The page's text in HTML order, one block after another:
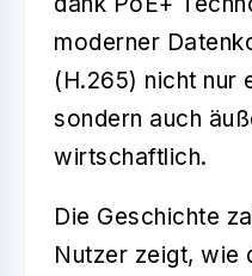
moderner
(H.265) nicht nur
sondern auch
wirtschaftlich.
Die Geschichte
Nutzer zeigt, wie